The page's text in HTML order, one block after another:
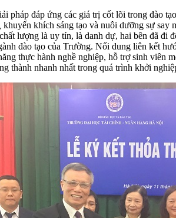
pháp đáp ứng các giá trị cốt lõi trong đào
khuyến khích sáng tạo và nuôi dưỡng sự say
lượng là uy tín, là danh dự, hai bên đã đi
đào tạo của Trường. Nối dung liên kết
thực hành nghề nghiệp, hỗ trợ sinh viên
thành nhanh nhất trong quá trình khởi